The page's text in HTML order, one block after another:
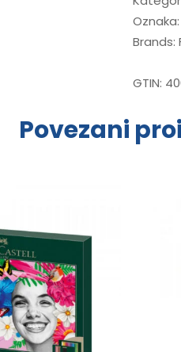
Oznaka:
Brands:
GTIN:
Povezani